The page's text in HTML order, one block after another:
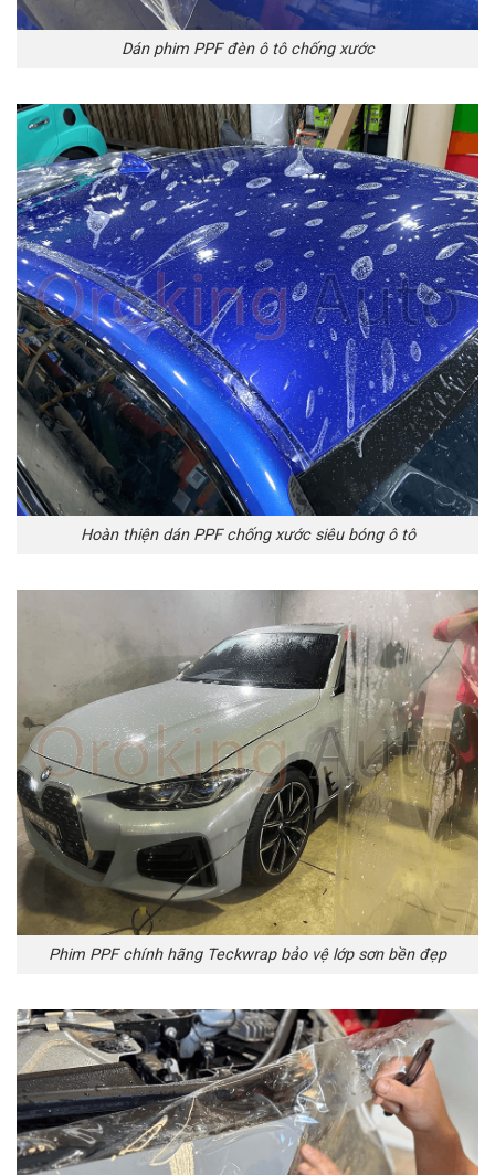
Dán phim PPF đèn ô tô chống xước
Hoàn thiện dán PPF chống xước siêu bóng ô tô
Phim PPF chính hãng Teckwrap bảo vệ lớp sơn bền đẹp